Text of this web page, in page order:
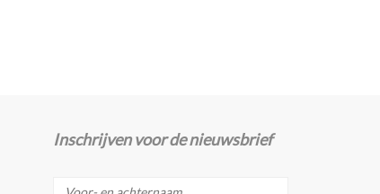
Inschrijven voor de nieuwsbrief